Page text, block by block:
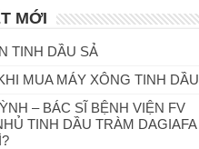
MỚI
TINH DẦU SẢ
MUA MÁY XÔNG TINH DẦU
– BÁC SĨ BỆNH VIỆN FV
TINH DẦU TRÀM DAGIAFA